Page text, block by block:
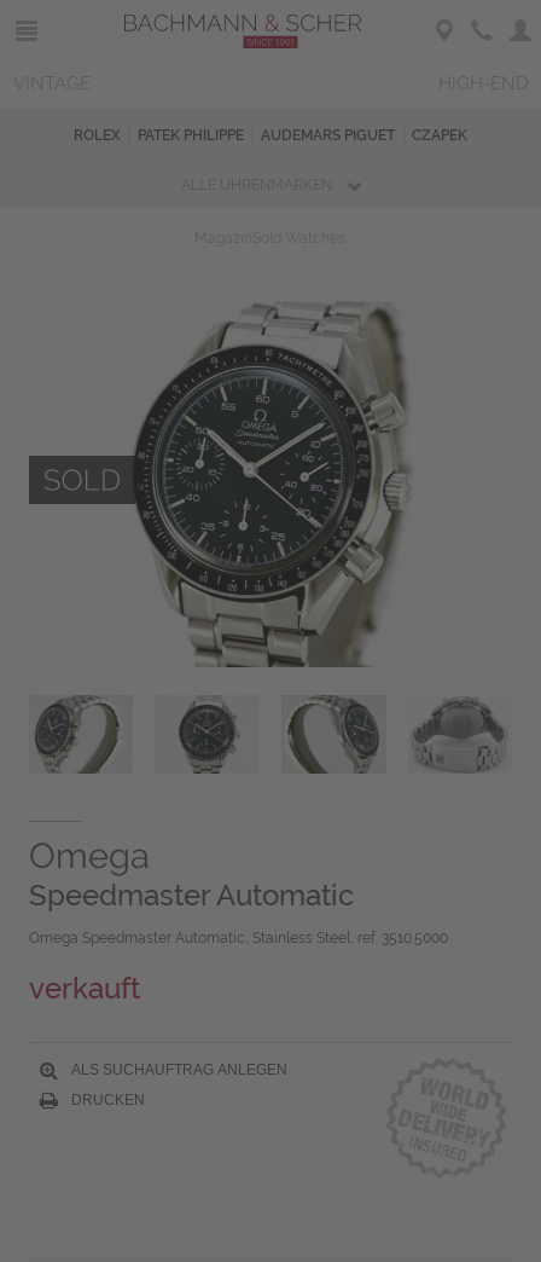
ROLEX PATEK PHILIPPE AUDEMARS PIGUET CZAPEK
Omega
Speedmaster Automatic
Omega Speedmaster Automatic, Stainless Steel, ref. 3510.5000
verkauft
ALS SUCHAUFTRAG ANLEGEN
DRUCKEN